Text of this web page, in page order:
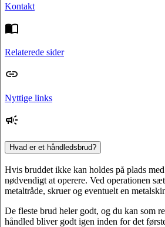
Kontakt
Relaterede sider
Nyttige links
Hvad er et håndledsbrud?
Hvis bruddet ikke kan holdes på plads
nødvendigt at operere. Ved operationen
metaltråde, skruer og eventuelt en
De fleste brud heler godt, og du kan som
håndled bliver godt igen inden for det